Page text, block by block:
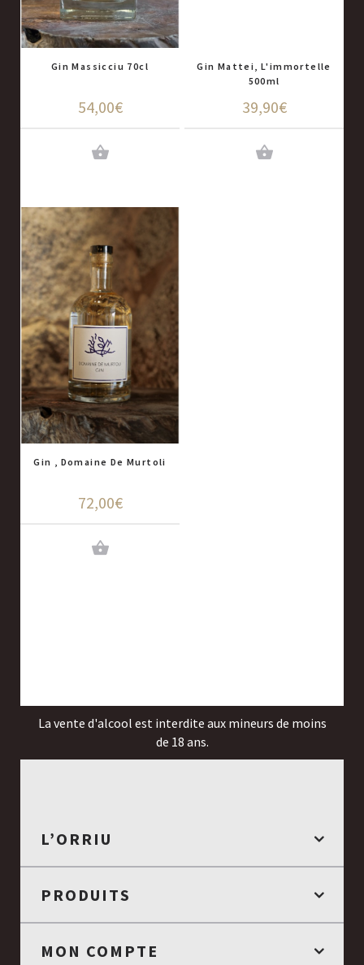
Gin Massicciu 70cl
54,00€
Gin Mattei, L'immortelle
500ml
39,90€
Gin , Domaine De Murtoli
72,00€
La vente d'alcool est interdite aux mineurs de moins
de 18 ans.
L’ORRIU
PRODUITS
MON COMPTE